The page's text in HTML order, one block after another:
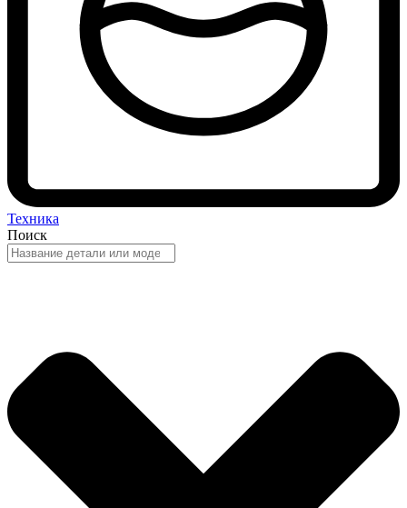
Техника
Поиск